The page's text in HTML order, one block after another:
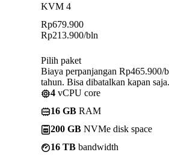
KVM 4
Rp679.900
Rp213.900/bln
Pilih paket
Biaya perpanjangan Rp465.900/
tahun. Bisa dibatalkan kapan saja.
4 vCPU core
16 GB RAM
200 GB NVMe disk space
16 TB bandwidth